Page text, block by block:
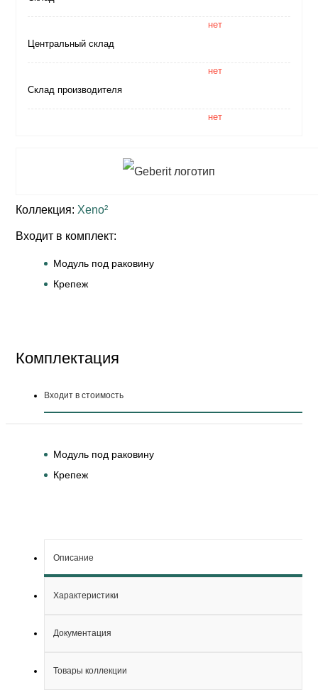
нет
Центральный склад
нет
Склад производителя
нет
Коллекция: Xeno²
Входит в комплект:
Модуль под раковину
Крепеж
Комплектация
Входит в стоимость
Модуль под раковину
Крепеж
Описание
Характеристики
Документация
Товары коллекции